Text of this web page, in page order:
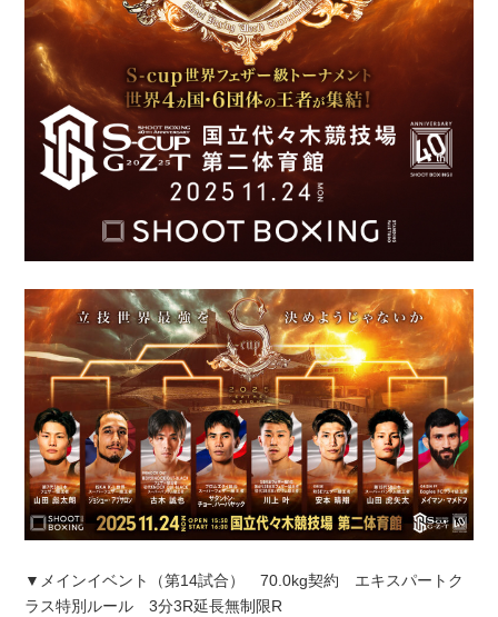
▼メインイベント（第14試合） 70.0kg契約 エキスパートク
ラス特別ルール 3分3R延長無制限R